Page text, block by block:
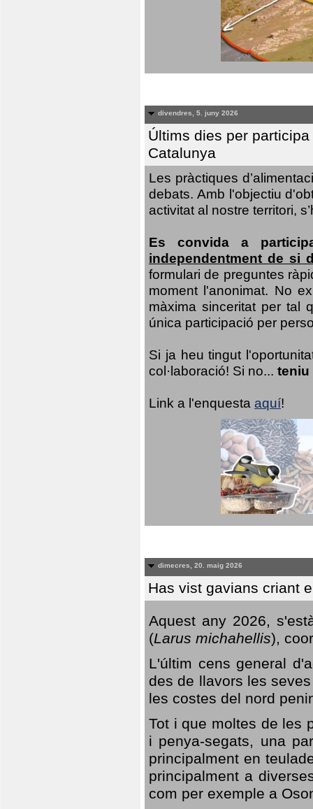
divendres, 5. juny 2026
Últims dies per
Catalunya
Les pràctiques
debats. Amb l'objectiu
activitat al nostre territori,
Es convida a
independentment de si
formulari de preguntes
moment l'anonimat. No
màxima sinceritat per tal
única participació per
Si ja heu tingut
col·laboració! Si no... teniu
Link a l'enquesta aquí!
dimecres, 20. maig 2026
Has vist gavians criant
Aquest any 2026,
(Larus michahellis),
L'últim cens general
des de llavors les
les costes del nord
Tot i que moltes de les
i penya-segats, una
principalment en
principalment a
com per exemple a